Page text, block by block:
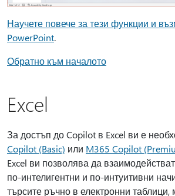
Научете повече за тези функции и
PowerPoint.
Обратно към началото
Excel
За достъп до Copilot в Excel ви е
Copilot (Basic) или M365 Copilot
Excel ви позволява да
по-интелигентни и по-интуитивни
търсите ръчно в електронни таблици,